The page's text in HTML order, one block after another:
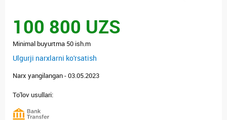
100 800 UZS
Minimal buyurtma 50 ish.m
Ulgurji narxlarni ko'rsatish
Narx yangilangan - 03.05.2023
To'lov usullari: